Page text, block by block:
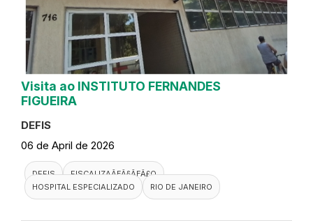
Visita ao INSTITUTO FERNANDES
FIGUEIRA
DEFIS
06 de April de 2026
DEFIS
FISCALIZAÃƑÂ§ÃƑÂ£O
HOSPITAL ESPECIALIZADO
RIO DE JANEIRO